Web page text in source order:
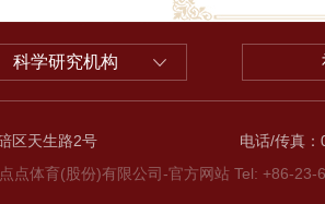
科学研究机构
区天生路2号
电话/传真
点体育(股份)有限公司-官方网站 Tel: +86-23-